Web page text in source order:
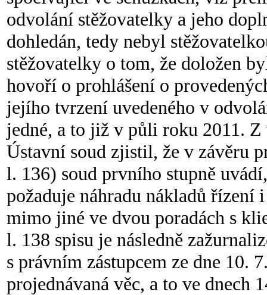
odvolání stěžovatelky a jeho
dohledán, tedy nebyl
stěžovatelky o tom, že doložen
hovoří o prohlášení o
jejího tvrzení uvedeného v
jedné, a to již v půli roku 2011. Z
Ústavní soud zjistil, že v závěru
l. 136) soud prvního stupně
požaduje náhradu nákladů
mimo jiné ve dvou poradách s
l. 138 spisu je následně
s právním zástupcem ze dne 10.
projednávaná věc, a to ve dnech